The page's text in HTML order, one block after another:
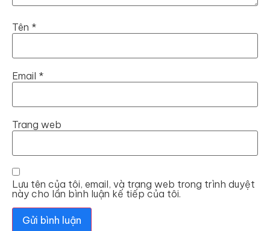
Tên *
Email *
Trang web
Lưu tên của tôi, email, và trang web trong trình duyệt
này cho lần bình luận kế tiếp của tôi.